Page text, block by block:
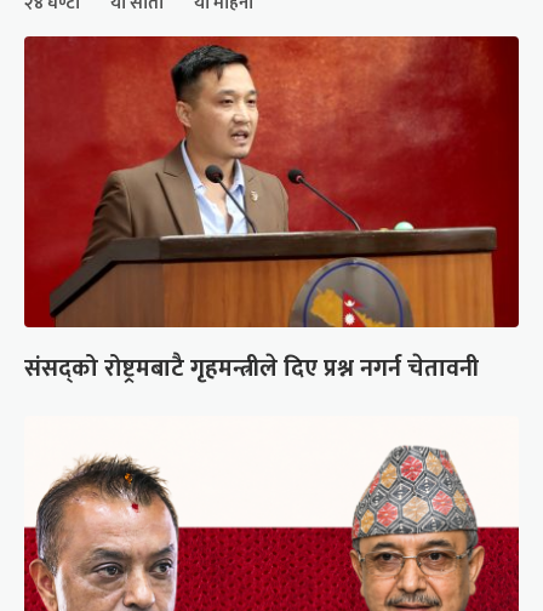
संसद्को रोष्ट्रमबाटै गृहमन्त्रीले दिए प्रश्न नगर्न चेतावनी